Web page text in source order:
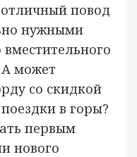
повод
нужными
может
со скидкой
в горы?
первым
нового